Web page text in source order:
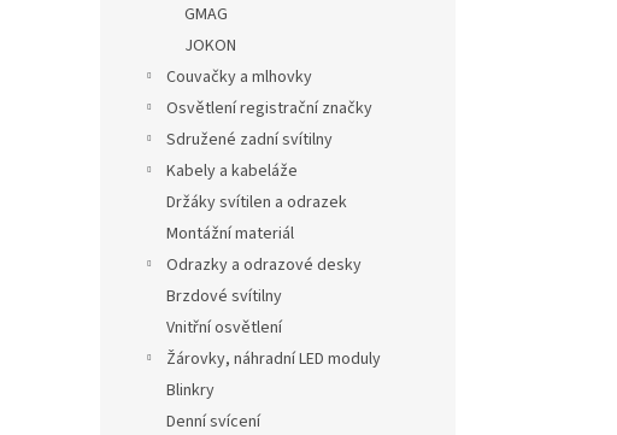
GMAG
JOKON
Couvačky a mlhovky
Osvětlení registrační značky
Sdružené zadní svítilny
Kabely a kabeláže
Držáky svítilen a odrazek
Montážní materiál
Odrazky a odrazové desky
Brzdové svítilny
Vnitřní osvětlení
Žárovky, náhradní LED moduly
Blinkry
Denní svícení